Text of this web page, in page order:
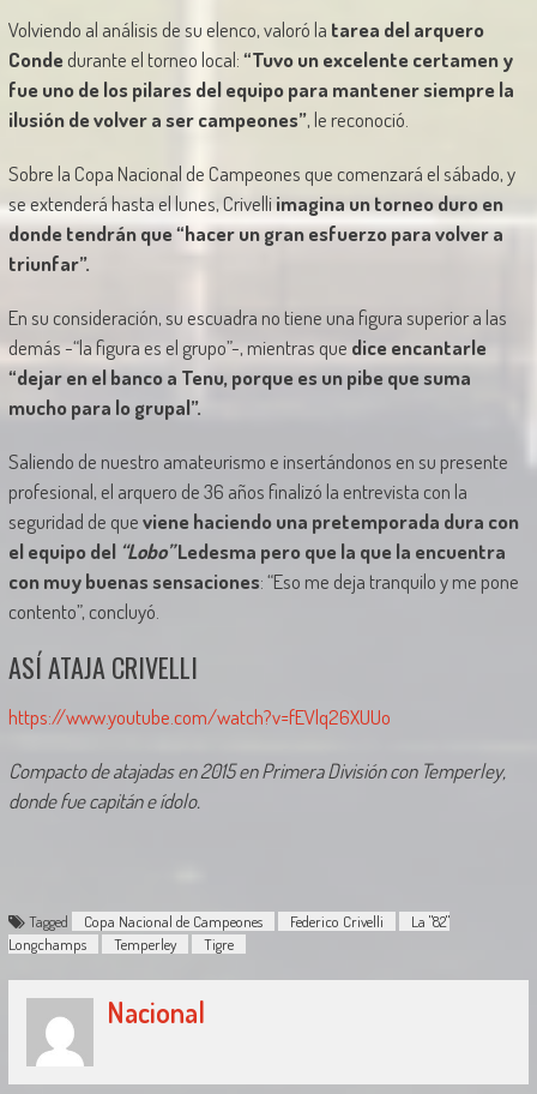
Volviendo al análisis de su elenco, valoró la tarea del arquero
Condedurante el torneo local:“Tuvo un excelente certamen y
fue uno de los pilares del equipo para mantener siempre la
ilusión de volver a ser campeones”, le reconoció.
Sobre la Copa Nacional de Campeones que comenzará el sábado, y
se extenderá hasta el lunes, Crivelliimagina un torneo duro en
donde tendrán que “hacer un gran esfuerzo para volver a
triunfar”.
En su consideración, su escuadra no tiene una figura superior a las
demás -“la figura es el grupo”-, mientras que dice encantarle
“dejar en el banco a Tenu, porque es un pibe que suma
mucho para lo grupal”.
Saliendo de nuestro amateurismo e insertándonos en su presente
profesional, el arquero de 36 años finalizó la entrevista con la
seguridad de queviene haciendo una pretemporada dura con
el equipo del “Lobo”Ledesma pero que la que la encuentra
con muy buenas sensaciones: “Eso me deja tranquilo y me pone
contento”, concluyó.
ASÍ ATAJA CRIVELLI
https://www.youtube.com/watch?v=fEVlq26XUUo
Compacto de atajadas en 2015 en Primera División con Temperley,
donde fue capitán e ídolo.
Tagged Copa Nacional de Campeones Federico Crivelli
La "82"
Longchamps
Temperley Tigre
Nacional